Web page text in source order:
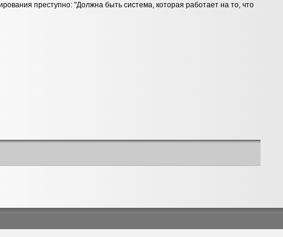
преступно: "Должна быть система, которая работает на то, что